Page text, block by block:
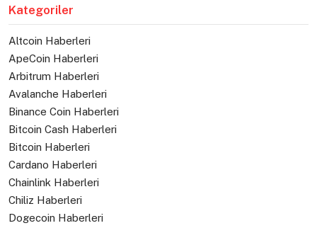
Kategoriler
Altcoin Haberleri
ApeCoin Haberleri
Arbitrum Haberleri
Avalanche Haberleri
Binance Coin Haberleri
Bitcoin Cash Haberleri
Bitcoin Haberleri
Cardano Haberleri
Chainlink Haberleri
Chiliz Haberleri
Dogecoin Haberleri